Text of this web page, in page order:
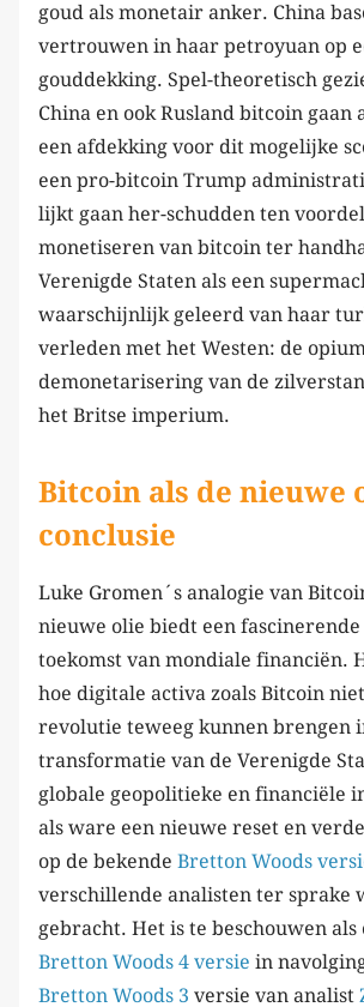
goud als monetair anker. China
vertrouwen in haar petroyuan op
gouddekking. Spel-theoretisch
China en ook Rusland bitcoin gaan
een afdekking voor dit mogelijke
een pro-bitcoin Trump
lijkt gaan her-schudden ten
monetiseren van bitcoin ter
Verenigde Staten als een
waarschijnlijk geleerd van haar
verleden met het Westen: de
demonetarisering van de
het Britse imperium.
Bitcoin als de nieuwe
conclusie
Luke Gromen´s analogie van
nieuwe olie biedt een
toekomst van mondiale financiën.
hoe digitale activa zoals Bitcoin
revolutie teweeg kunnen brengen
transformatie van de Verenigde
globale geopolitieke en financiële
als ware een nieuwe reset en
op de bekende Bretton Woods
verschillende analisten ter sprake
gebracht. Het is te beschouwen als
Bretton Woods 4 versie in
Bretton Woods 3 versie van analist